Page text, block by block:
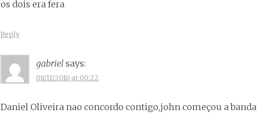
os dois era fera
Reply
gabriel says:
08/11/2010 at 00:22
Daniel Oliveira nao concordo contigo,john começou a